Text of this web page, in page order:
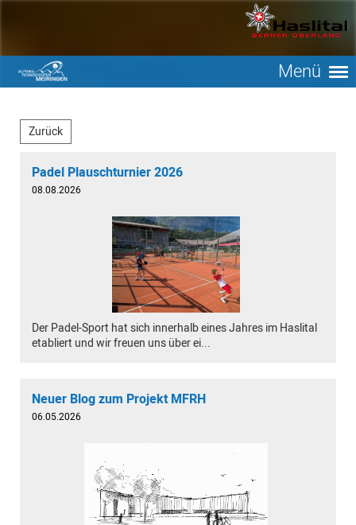
Menü
Zurück
Padel Plauschturnier 2026
08.08.2026
Der Padel-Sport hat sich innerhalb eines Jahres im Haslital
etabliert und wir freuen uns über ei...
Neuer Blog zum Projekt MFRH
06.05.2026